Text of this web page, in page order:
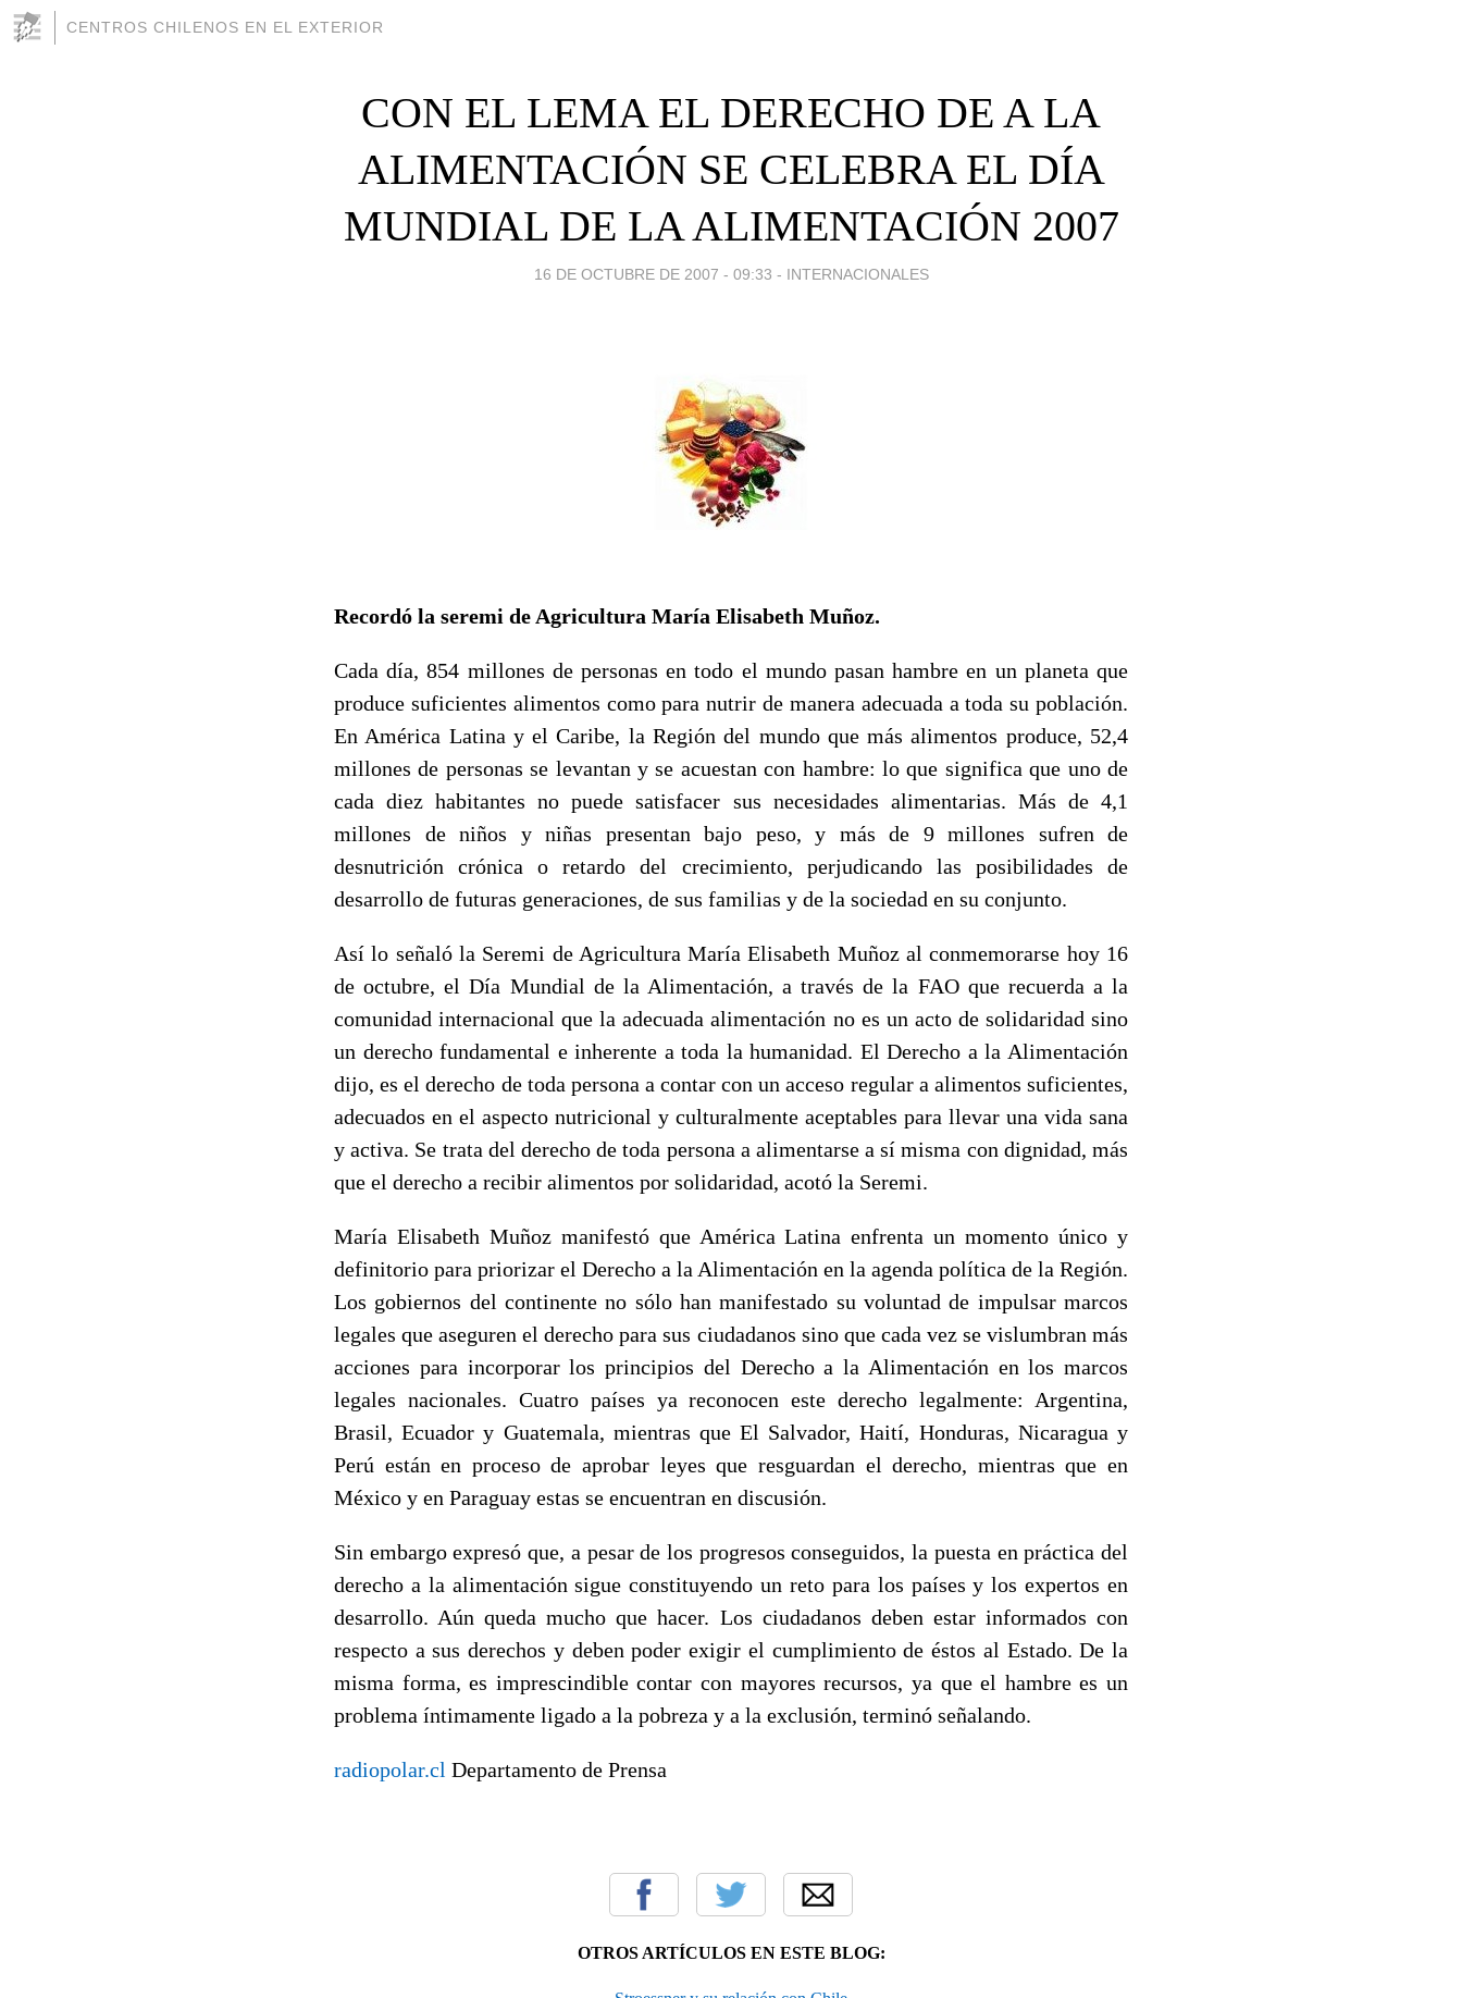
CENTROS CHILENOS EN EL EXTERIOR
CON EL LEMA EL DERECHO DE A LA
ALIMENTACIÓN SE CELEBRA EL DÍA
MUNDIAL DE LA ALIMENTACIÓN 2007
16 DE OCTUBRE DE 2007 - 09:33 - INTERNACIONALES
Recordó la seremi de Agricultura María Elisabeth Muñoz.
Cada día, 854 millones de personas en todo el mundo pasan hambre en un planeta que
produce suficientes alimentos como para nutrir de manera adecuada a toda su población.
En América Latina y el Caribe, la Región del mundo que más alimentos produce, 52,4
millones de personas se levantan y se acuestan con hambre: lo que significa que uno de
cada diez habitantes no puede satisfacer sus necesidades alimentarias. Más de 4,1
millones de niños y niñas presentan bajo peso, y más de 9 millones sufren de
desnutrición crónica o retardo del crecimiento, perjudicando las posibilidades de
desarrollo de futuras generaciones, de sus familias y de la sociedad en su conjunto.
Así lo señaló la Seremi de Agricultura María Elisabeth Muñoz al conmemorarse hoy 16
de octubre, el Día Mundial de la Alimentación, a través de la FAO que recuerda a la
comunidad internacional que la adecuada alimentación no es un acto de solidaridad sino
un derecho fundamental e inherente a toda la humanidad. El Derecho a la Alimentación
dijo, es el derecho de toda persona a contar con un acceso regular a alimentos suficientes,
adecuados en el aspecto nutricional y culturalmente aceptables para llevar una vida sana
y activa. Se trata del derecho de toda persona a alimentarse a sí misma con dignidad, más
que el derecho a recibir alimentos por solidaridad, acotó la Seremi.
María Elisabeth Muñoz manifestó que América Latina enfrenta un momento único y
definitorio para priorizar el Derecho a la Alimentación en la agenda política de la Región.
Los gobiernos del continente no sólo han manifestado su voluntad de impulsar marcos
legales que aseguren el derecho para sus ciudadanos sino que cada vez se vislumbran más
acciones para incorporar los principios del Derecho a la Alimentación en los marcos
legales nacionales. Cuatro países ya reconocen este derecho legalmente: Argentina,
Brasil, Ecuador y Guatemala, mientras que El Salvador, Haití, Honduras, Nicaragua y
Perú están en proceso de aprobar leyes que resguardan el derecho, mientras que en
México y en Paraguay estas se encuentran en discusión.
Sin embargo expresó que, a pesar de los progresos conseguidos, la puesta en práctica del
derecho a la alimentación sigue constituyendo un reto para los países y los expertos en
desarrollo. Aún queda mucho que hacer. Los ciudadanos deben estar informados con
respecto a sus derechos y deben poder exigir el cumplimiento de éstos al Estado. De la
misma forma, es imprescindible contar con mayores recursos, ya que el hambre es un
problema íntimamente ligado a la pobreza y a la exclusión, terminó señalando.
radiopolar.cl Departamento de Prensa
OTROS ARTÍCULOS EN ESTE BLOG: